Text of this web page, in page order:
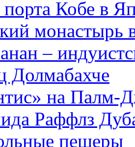
Кобе в
монастырь
–
Долмабахче
на Палм-
Раффлз
пещеры